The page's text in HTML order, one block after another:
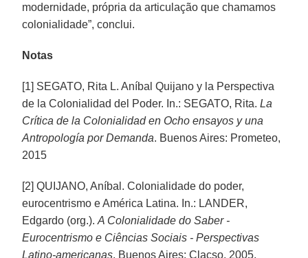
modernidade, própria da articulação que chamamos
colonialidade”, conclui.
Notas
[1] SEGATO, Rita L. Aníbal Quijano y la Perspectiva
de la Colonialidad del Poder. In.: SEGATO, Rita.La
Crítica de la Colonialidad en Ocho ensayos y una
Antropología por Demanda. Buenos Aires: Prometeo,
2015
[2] QUIJANO, Aníbal. Colonialidade do poder,
eurocentrismo e América Latina. In.: LANDER,
Edgardo (org.).A Colonialidade do Saber -
Eurocentrismo e Ciências Sociais - Perspectivas
Latino-americanas. Buenos Aires: Clacso, 2005.